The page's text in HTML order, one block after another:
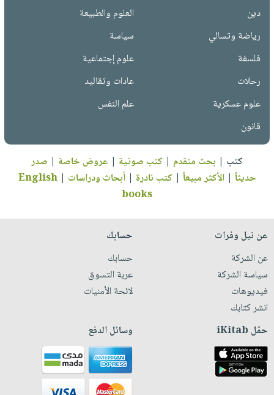
دين
العلوم والطبيعة
رياضة وتسالي
سياسة
فلسفة
علوم إجتماعية
رحلات
عادات وتقاليد
علوم عسكرية
علم النفس
قانون
كتب | بحث متقدم | كتب صوتية | عروض خاصة | صدر
حديثاً |الأكثر مبيعاً | كتب نادرة |أبحاث ودراسات |
English
books
عن نيل وفرات
عن الشركة
سياسة الشركة
فيديوهات
انشر كتابك
حسابك
حسابك
عربة التسوق
لائحة الأمنيات
حمّل iKitab وسائل الدفع